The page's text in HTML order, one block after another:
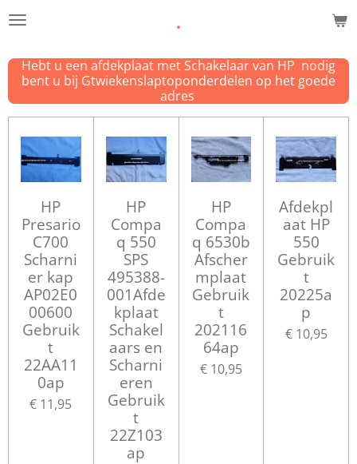
Ga
hoofdinhoud
.
Hebt u een afdekplaat met Schakelaar van HP nodig
bent u bij Gtwiekenslaptoponderdelen op het goede
adres
HP
Presario
C700
Scharni
er kap
AP02E0
00600
Gebruik
t
22AA11
0ap
€ 11,95
HP
Compa
q 550
SPS
495388-
001Afde
kplaat
Schakel
aars en
Scharni
eren
Gebruik
t
22Z103
ap
HP
Compa
q 6530b
Afscher
mplaat
Gebruik
t
202116
64ap
€ 10,95
Afdekpl
aat HP
550
Gebruik
t
20225a
p
€ 10,95